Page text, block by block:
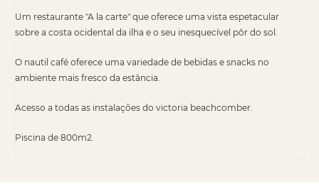
Um restaurante "A la carte" que oferece uma vista espetacular
sobre a costa ocidental da ilha e o seu inesquecível pôr do sol.
O nautil café oferece uma variedade de bebidas e snacks no
ambiente mais fresco da estância.
Acesso a todas as instalações do victoria beachcomber.
Piscina de 800m2.